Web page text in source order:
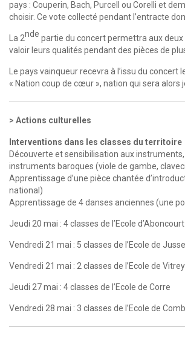
pays : Couperin, Bach, Purcell ou Corelli et
choisir. Ce vote collecté pendant l’entracte
La 2nde partie du concert permettra aux
valoir leurs qualités pendant des pièces de
Le pays vainqueur recevra à l’issu du concert
« Nation coup de cœur », nation qui sera alors
Actions culturelles
Interventions dans les classes du territoire
Découverte et sensibilisation aux
instruments baroques (viole de gambe,
Apprentissage d’une pièce chantée
national)
Apprentissage de 4 danses anciennes (une
Jeudi 20 mai : 4 classes de l’Ecole
Vendredi 21 mai : 5 classes de l’Ecole de
Vendredi 21 mai : 2 classes de l’Ecole de
Jeudi 27 mai : 4 classes de l’Ecole de Corre
Vendredi 28 mai : 3 classes de l’Ecole de